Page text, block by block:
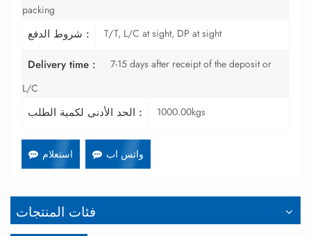
packing
شروط الدفع : T/T, L/C at sight, DP at sight
Delivery time :
7-15 days after receipt of the deposit or
L/C
الحد الأدنى لكمية الطلب : 1000.00kgs
استعلام واتس اب
فئات المنتجات